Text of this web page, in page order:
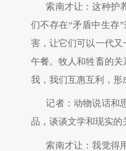
索南才让：这种护
们不存在“矛盾中生存
害，让它们可以一代
午餐。牧人和牲畜的
我，我们互惠互利，
记者：动物说话和
品，谈谈文学和现实的
索南才让：我觉得